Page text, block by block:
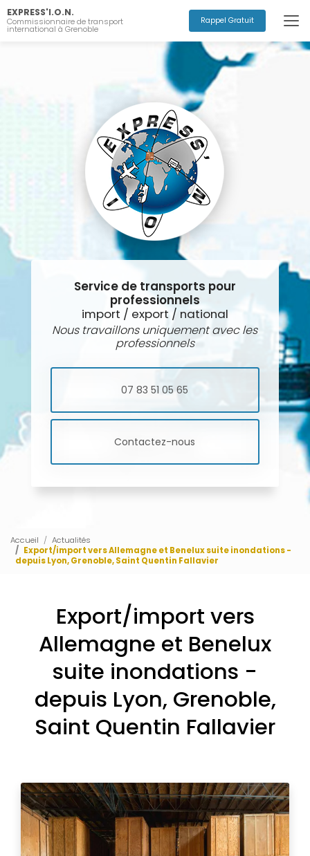
Aller
au
contenu
EXPRESS'I.O.N.
Commissionnaire de transport
international à Grenoble
Rappel Gratuit
Service de transports pour
professionnels
import / export / national
Nous travaillons uniquement avec les
professionnels
07 83 51 05 65
Contactez-nous
Accueil
Actualités
Export/import vers Allemagne et Benelux suite inondations -
depuis Lyon, Grenoble, Saint Quentin Fallavier
Export/import vers
Allemagne et Benelux
suite inondations -
depuis Lyon, Grenoble,
Saint Quentin Fallavier